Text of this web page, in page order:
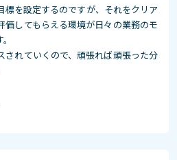
標を設定するのですが、それをクリア
価してもらえる環境が日々の業務のモ
されていくので、頑張れば頑張った分